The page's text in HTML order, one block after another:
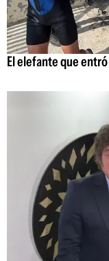
El elefante que